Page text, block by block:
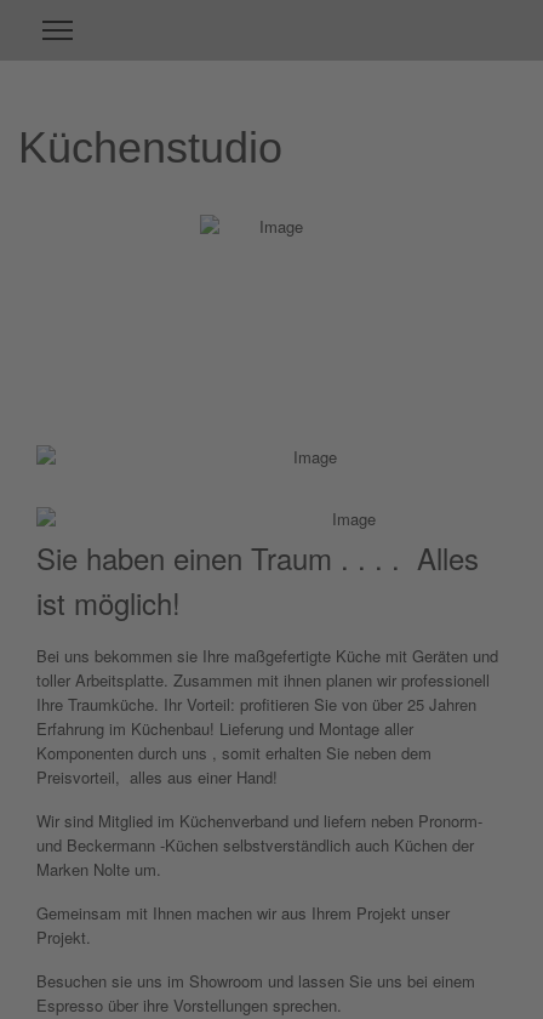
Küchenstudio
Sie haben einen Traum . . . . Alles
ist möglich!
Bei uns bekommen sie Ihre maßgefertigte Küche mit Geräten und
toller Arbeitsplatte. Zusammen mit ihnen planen wir professionell
Ihre Traumküche. Ihr Vorteil: profitieren Sie von über 25 Jahren
Erfahrung im Küchenbau! Lieferung und Montage aller
Komponenten durch uns , somit erhalten Sie neben dem
Preisvorteil, alles aus einer Hand!
Wir sind Mitglied im Küchenverband und liefern neben Pronorm-
und Beckermann -Küchen selbstverständlich auch Küchen der
Marken Nolte um.
Gemeinsam mit Ihnen machen wir aus Ihrem Projekt unser
Projekt.
Besuchen sie uns im Showroom und lassen Sie uns bei einem
Espresso über ihre Vorstellungen sprechen.